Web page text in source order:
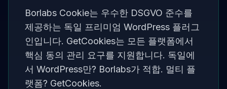
Borlabs Cookie는 우수한 DSGVO 준수를
제공하는 독일 프리미엄 WordPress 플러그
인입니다. GetCookies는 모든 플랫폼에서
핵심 동의 관리 요구를 지원합니다. 독일에
서 WordPress만? Borlabs가 적합. 멀티 플
랫폼? GetCookies.